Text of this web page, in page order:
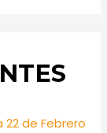
22 de Febrero